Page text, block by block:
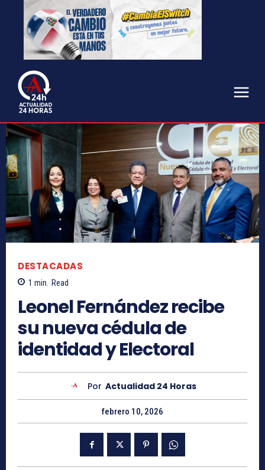
DESTACADAS
1 min. Read
Leonel Fernández recibe
su nueva cédula de
identidad y Electoral
Por Actualidad 24 Horas
febrero 10, 2026